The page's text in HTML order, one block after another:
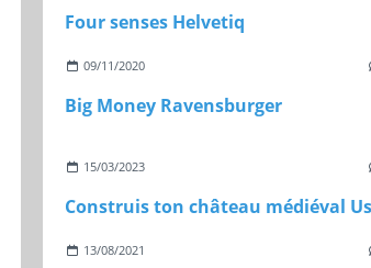
Four senses Helvetiq
09/11/2020
Big Money Ravensburger
15/03/2023
13/08/2021